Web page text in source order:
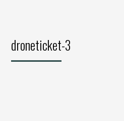
droneticket-3